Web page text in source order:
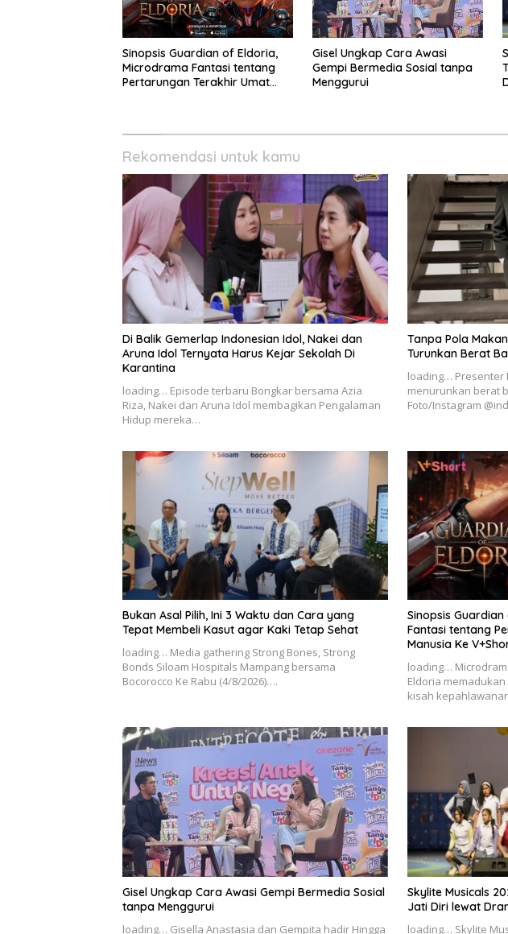
Sinopsis Guardian of Eldoria,
Microdrama Fantasi tentang
Pertarungan Terakhir Umat
Gisel Ungkap Cara Awasi
Gempi Bermedia Sosial tanpa
Menggurui
Rekomendasi untuk kamu
Di Balik Gemerlap Indonesian Idol, Nakei dan
Aruna Idol Ternyata Harus Kejar Sekolah Di
Karantina
loading… Episode terbaru Bongkar bersama Azia
Riza, Nakei dan Aruna Idol membagikan Pengalaman
Hidup mereka…
Tanpa Pola
Turunkan Berat
loading… Presenter
menurunkan berat
Foto/Instagram
Bukan Asal Pilih, Ini 3 Waktu dan Cara yang
Tepat Membeli Kasut agar Kaki Tetap Sehat
loading… Media gathering Strong Bones, Strong
Bonds Siloam Hospitals Mampang bersama
Bocorocco Ke Rabu (4/8/2026)….
Sinopsis
Fantasi tentang
Manusia Ke
loading…
Eldoria
kisah
Gisel Ungkap Cara Awasi Gempi Bermedia Sosial
tanpa Menggurui
loading… Gisella Anastasia dan Gempita hadir Hingga
Skylite Musicals
Jati Diri lewat
loading… Skylite